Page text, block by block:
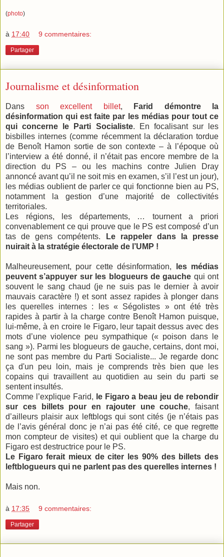
(photo)
à 17:40 9 commentaires:
Partager
Journalisme et désinformation
Dans son excellent billet,
Farid démontre la
désinformation qui est faite par les médias pour tout ce
qui concerne le Parti Socialiste. En focalisant sur les
bisbilles internes (comme récemment la déclaration tordue
de Benoît Hamon sortie de son contexte – à l’époque où
l’interview a été donné, il n’était pas encore membre de la
direction du PS – ou les machins contre Julien Dray
annoncé avant qu’il ne soit mis en examen, s’il l’est un jour),
les médias oublient de parler ce qui fonctionne bien au PS,
notamment la gestion d’une majorité de collectivités
territoriales.
Les régions, les départements, … tournent a priori
convenablement ce qui prouve que le PS est composé d’un
tas de gens compétents.
Le rappeler dans la presse
nuirait à la stratégie électorale de l’UMP !
Malheureusement, pour cette désinformation,
les médias
peuvent s’appuyer sur les blogueurs de gauche qui ont
souvent le sang chaud (je ne suis pas le dernier à avoir
mauvais caractère !) et sont assez rapides à plonger dans
les querelles internes : les « Ségolistes » ont été très
rapides à partir à la charge contre Benoît Hamon puisque,
lui-même, à en croire le Figaro, leur tapait dessus avec des
mots d’une violence peu sympathique (« poison dans le
sang »). Parmi les blogueurs de gauche, certains, dont moi,
ne sont pas membre du Parti Socialiste... Je regarde donc
ça d'un peu loin, mais je comprends très bien que les
copains qui travaillent au quotidien au sein du parti se
sentent insultés.
Comme l’explique Farid, le Figaro a beau jeu de rebondir
sur ces billets pour en rajouter une couche, faisant
d’ailleurs plaisir aux leftblogs qui sont cités (je n’étais pas
de l’avis général donc je n’ai pas été cité, ce que regrette
mon compteur de visites) et qui oublient que la charge du
Figaro est destructrice pour le PS.
Le Figaro ferait mieux de citer les 90% des billets des
leftblogueurs qui ne parlent pas des querelles internes !
Mais non.
à 17:35 9 commentaires:
Partager